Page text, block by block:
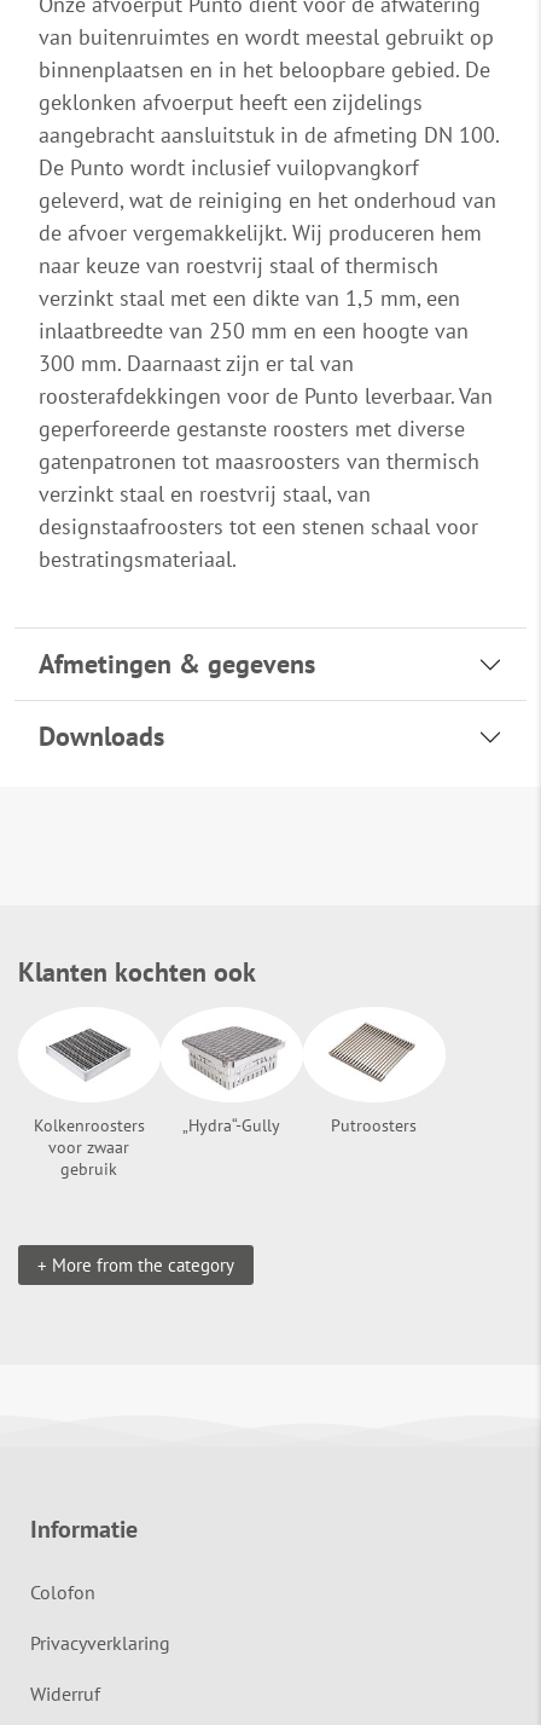
van buitenruimtes en wordt meestal gebruikt op
binnenplaatsen en in het beloopbare gebied. De
geklonken afvoerput heeft een zijdelings
aangebracht aansluitstuk in de afmeting DN 100.
De Punto wordt inclusief vuilopvangkorf
geleverd, wat de reiniging en het onderhoud van
de afvoer vergemakkelijkt. Wij produceren hem
naar keuze van roestvrij staal of thermisch
verzinkt staal met een dikte van 1,5 mm, een
inlaatbreedte van 250 mm en een hoogte van
300 mm. Daarnaast zijn er tal van
roosterafdekkingen voor de Punto leverbaar. Van
geperforeerde gestanste roosters met diverse
gatenpatronen tot maasroosters van thermisch
verzinkt staal en roestvrij staal, van
designstaafroosters tot een stenen schaal voor
bestratingsmateriaal.
Afmetingen & gegevens
Downloads
Klanten kochten ook
Kolkenroosters
voor zwaar
gebruik
„Hydra“-Gully Putroosters
+ More from the category
Informatie
Colofon
Privacyverklaring
Widerruf